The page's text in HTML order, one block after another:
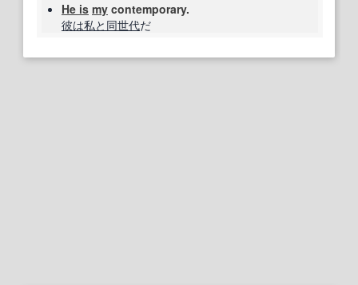
He is my contemporary.
彼は私と 同世代だ